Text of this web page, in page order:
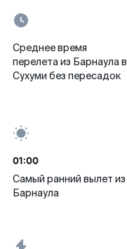
Среднее время
перелета из Барнаула в
Сухуми без пересадок
01:00
Самый ранний вылет из
Барнаула